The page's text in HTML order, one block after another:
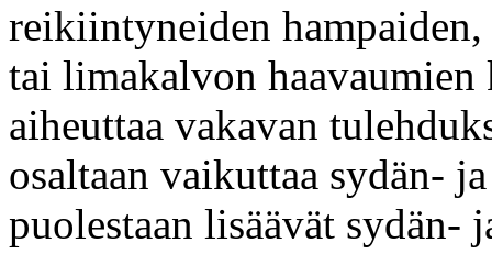
reikiintyneiden
tai limakalvon
aiheuttaa vakavan
osaltaan vaikuttaa sydän-
puolestaan lisäävät sydän-